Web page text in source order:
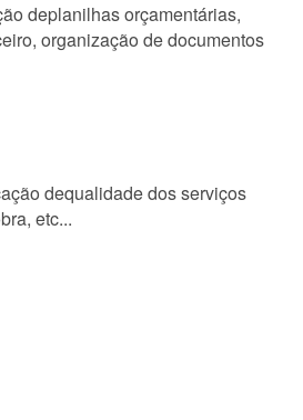
deplanilhas orçamentárias,
organização de documentos
dequalidade dos serviços
etc...